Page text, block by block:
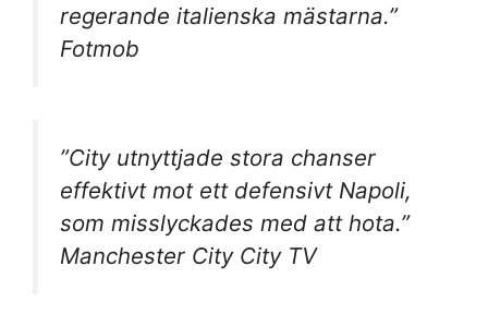
regerande italienska mästarna.”
Fotmob
”City utnyttjade stora chanser
effektivt mot ett defensivt Napoli,
som misslyckades med att hota.”
Manchester City City TV